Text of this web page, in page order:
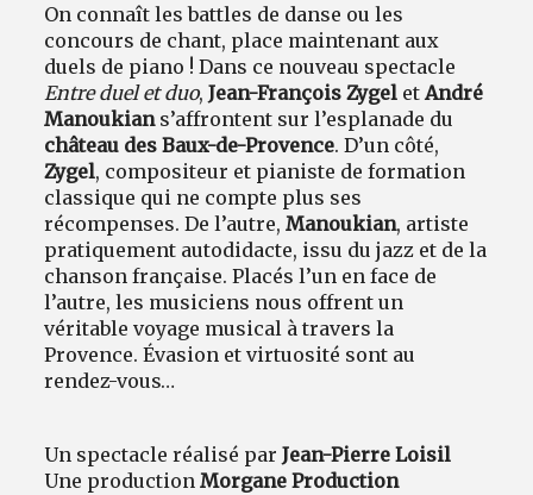
On connaît les battles de danse ou les
concours de chant, place maintenant aux
duels de piano ! Dans ce nouveau spectacle
Entre duel et duo,Jean-François Zygel etAndré
Manoukians’affrontent sur l’esplanade du
château des Baux-de-Provence. D’un côté,
Zygel, compositeur et pianiste de formation
classique qui ne compte plus ses
récompenses. De l’autre,Manoukian, artiste
pratiquement autodidacte, issu du jazz et de la
chanson française. Placés l’un en face de
l’autre, les musiciens nous offrent un
véritable voyage musical à travers la
Provence. Évasion et virtuosité sont au
rendez-vous…
Un spectacle réalisé parJean-Pierre Loisil
Une productionMorgane Production